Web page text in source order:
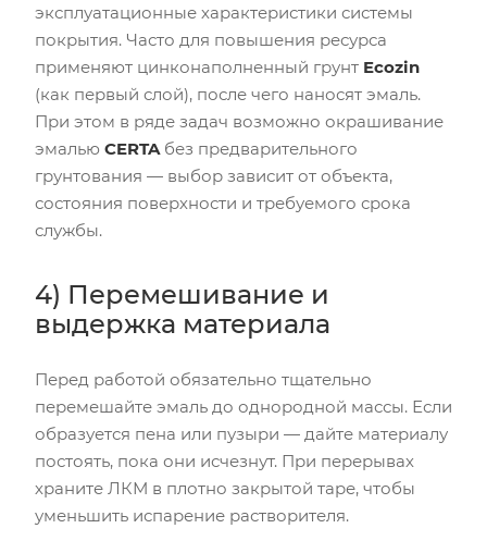
эксплуатационные характеристики системы
покрытия. Часто для повышения ресурса
применяют цинконаполненный грунт Ecozin
(как первый слой), после чего наносят эмаль.
При этом в ряде задач возможно окрашивание
эмалью CERTAбез предварительного
грунтования — выбор зависит от объекта,
состояния поверхности и требуемого срока
службы.
4) Перемешивание и
выдержка материала
Перед работой обязательно тщательно
перемешайте эмаль до однородной массы. Если
образуется пена или пузыри — дайте материалу
постоять, пока они исчезнут. При перерывах
храните ЛКМ в плотно закрытой таре, чтобы
уменьшить испарение растворителя.